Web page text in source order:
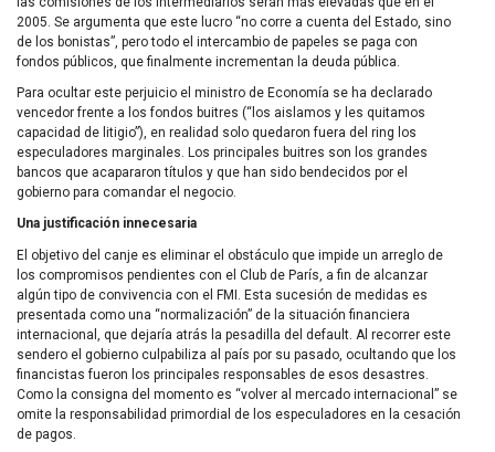
2005. Se argumenta que este lucro “no corre a cuenta del Estado, sino
de los bonistas”, pero todo el intercambio de papeles se paga con
fondos públicos, que finalmente incrementan la deuda pública.
Para ocultar este perjuicio el ministro de Economía se ha declarado
vencedor frente a los fondos buitres (“los aislamos y les quitamos
capacidad de litigio”), en realidad solo quedaron fuera del ring los
especuladores marginales. Los principales buitres son los grandes
bancos que acapararon títulos y que han sido bendecidos por el
gobierno para comandar el negocio.
Una justificación innecesaria
El objetivo del canje es eliminar el obstáculo que impide un arreglo de
los compromisos pendientes con el Club de París, a fin de alcanzar
algún tipo de convivencia con el FMI . Esta sucesión de medidas es
presentada como una “normalización” de la situación financiera
internacional, que dejaría atrás la pesadilla del default. Al recorrer este
sendero el gobierno culpabiliza al país por su pasado, ocultando que los
financistas fueron los principales responsables de esos desastres.
Como la consigna del momento es “volver al mercado internacional” se
omite la responsabilidad primordial de los especuladores en la cesación
de pagos.